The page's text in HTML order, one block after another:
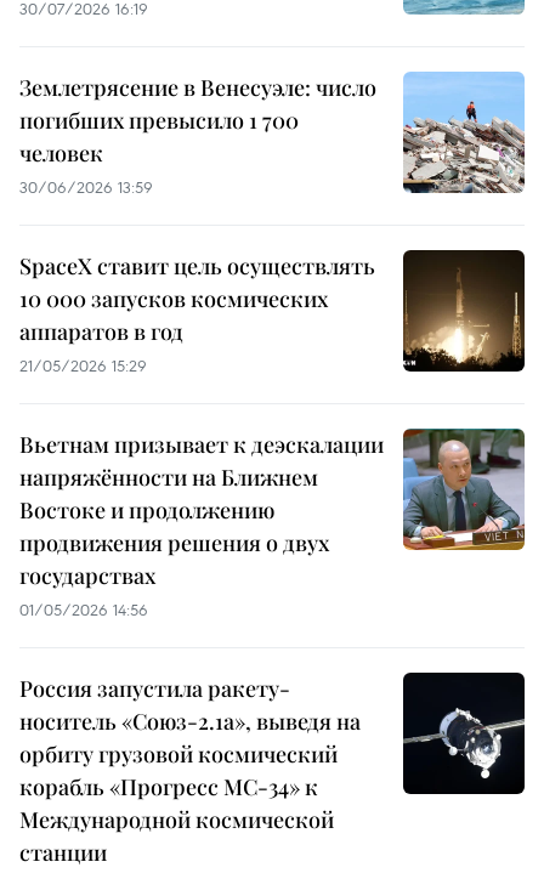
30/07/2026 16:19
Землетрясение в Венесуэле: число
погибших превысило 1 700
человек
30/06/2026 13:59
SpaceX ставит цель осуществлять
10 000 запусков космических
аппаратов в год
21/05/2026 15:29
Вьетнам призывает к деэскалации
напряжённости на Ближнем
Востоке и продолжению
продвижения решения о двух
государствах
01/05/2026 14:56
Россия запустила ракету-
носитель «Союз-2.1а», выведя на
орбиту грузовой космический
корабль «Прогресс МС-34» к
Международной космической
станции